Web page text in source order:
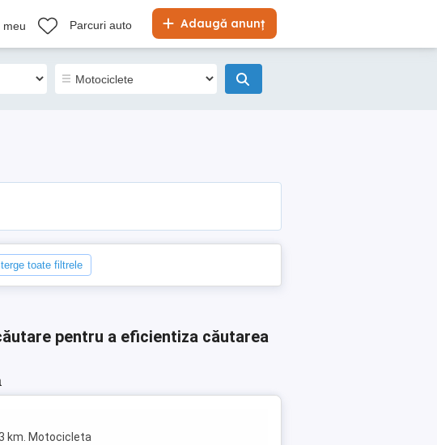
Adaugă anunț
meu Parcuri auto
toate filtrele
pentru a eficientiza căutarea
km. Motocicleta